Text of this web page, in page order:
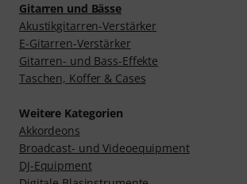
Gitarren und Bässe
Akustikgitarren-Verstärker
E-Gitarren-Verstärker
Gitarren- und Bass-Effekte
Taschen, Koffer & Cases
Weitere Kategorien
Akkordeons
Broadcast- und Videoequipment
DJ-Equipment